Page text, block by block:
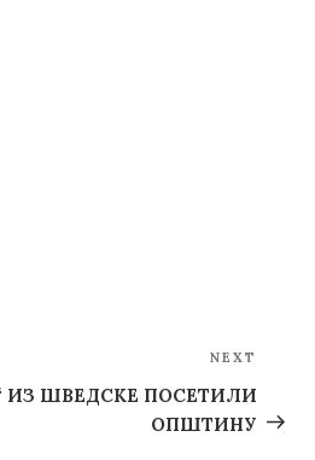
NEXT
ШВЕДСКЕ ПОСЕТИЛИ
ОПШТИНУ